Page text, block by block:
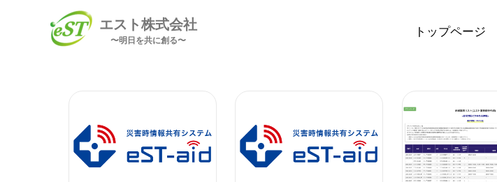
エスト株式会社
〜明日を共に創る〜
トップページ